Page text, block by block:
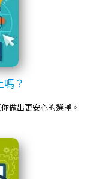
嗎？
做出更安心的選擇。